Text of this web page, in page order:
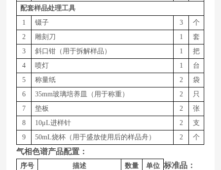
配套样品处理工具
1
镊子 3
个
2
雕刻刀 1
套
3
斜口钳（用于拆解样品） 1
把
4
喷灯 1
台
5
称量纸 2
袋
6
35mm玻璃培养皿（用于称重） 2
只
7
垫板 2
张
8
10μL进样针 2
支
9
50mL烧杯（用于盛放使用后的样品舟） 2 个
气相色谱产品配置：
序号 描述 数量
单位 标准品：